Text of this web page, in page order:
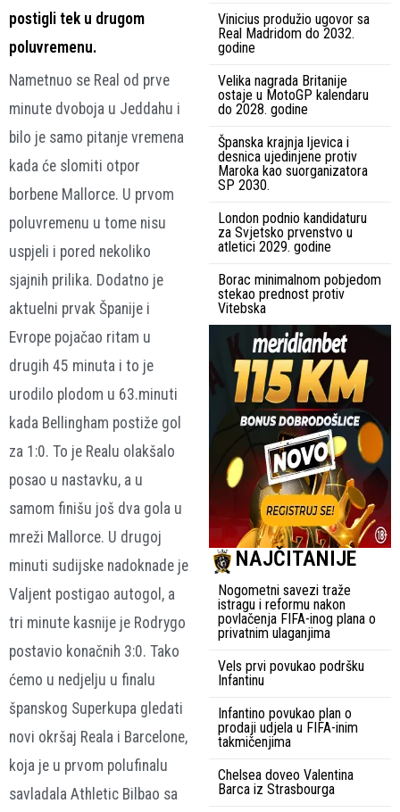
postigli tek u drugom
poluvremenu.
Nametnuo se Real od prve
minute dvoboja u Jeddahu i
bilo je samo pitanje vremena
kada će slomiti otpor
borbene Mallorce. U prvom
poluvremenu u tome nisu
uspjeli i pored nekoliko
sjajnih prilika. Dodatno je
aktuelni prvak Španije i
Evrope pojačao ritam u
drugih 45 minuta i to je
urodilo plodom u 63.minuti
kada Bellingham postiže gol
za 1:0. To je Realu olakšalo
posao u nastavku, a u
samom finišu još dva gola u
mreži Mallorce. U drugoj
minuti sudijske nadoknade je
Valjent postigao autogol, a
tri minute kasnije je Rodrygo
postavio konačnih 3:0. Tako
ćemo u nedjelju u finalu
španskog Superkupa gledati
novi okršaj Reala i Barcelone,
koja je u prvom polufinalu
savladala Athletic Bilbao sa
Vinicius produžio ugovor sa
Real Madridom do 2032.
godine
Velika nagrada Britanije
ostaje u MotoGP kalendaru
do 2028. godine
Španska krajnja ljevica i
desnica ujedinjene protiv
Maroka kao suorganizatora
SP 2030.
London podnio kandidaturu
za Svjetsko prvenstvo u
atletici 2029. godine
Borac minimalnom pobjedom
stekao prednost protiv
Vitebska
NAJČITANIJE
Nogometni savezi traže
istragu i reformu nakon
povlačenja FIFA-inog plana o
privatnim ulaganjima
Vels prvi povukao podršku
Infantinu
Infantino povukao plan o
prodaji udjela u FIFA-inim
takmičenjima
Chelsea doveo Valentina
Barca iz Strasbourga